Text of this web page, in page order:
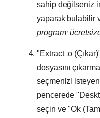
sahip değilseniz
yaparak bulabilir
programı
"Extract to (Çıkar)
dosyasını
seçmenizi
pencerede "
seçin ve "Ok